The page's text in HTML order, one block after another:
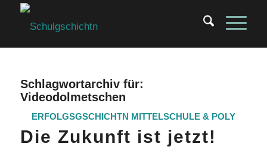
Schlagwortarchiv für:
Videodolmetschen
ERFOLGSGSCHICHTN MITTELSCHULE & POLY
Die Zukunft ist jetzt!